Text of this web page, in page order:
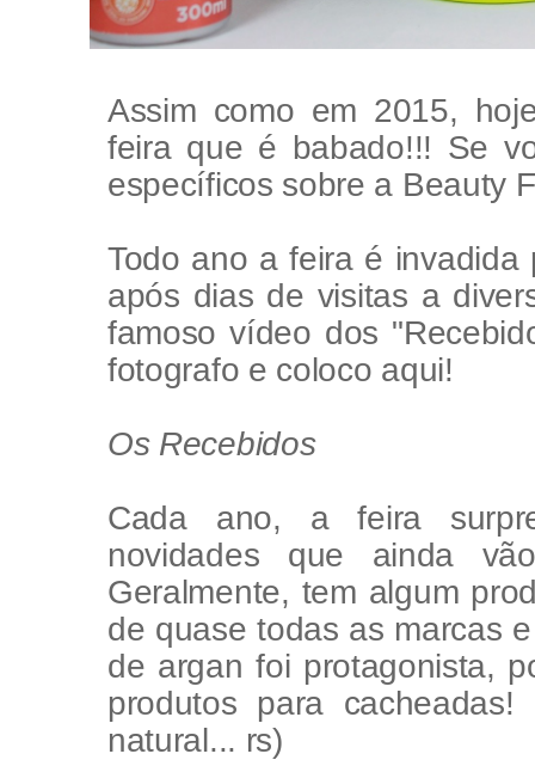
Assim como em 2015,
feira que é babado!!! Se
específicos sobre a Beauty
Todo ano a feira é
após dias de visitas a
famoso vídeo dos
fotografo e coloco aqui!
Os Recebidos
Cada ano, a feira
novidades que ainda
Geralmente, tem algum
de quase todas as marcas
de argan foi protagonista,
produtos para
natural... rs)